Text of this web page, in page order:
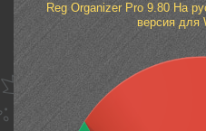
Reg Organizer Pro 9.80 На
версия для